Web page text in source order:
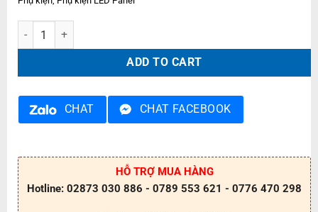
Phụ kiện Panel gắn nổi PALP003/S quantity
ADD TO CART
CHAT CHAT FACEBOOK
HỖ TRỢ MUA HÀNG
Hotline: 02873 030 886 - 0789 553 621 - 0776 470 298